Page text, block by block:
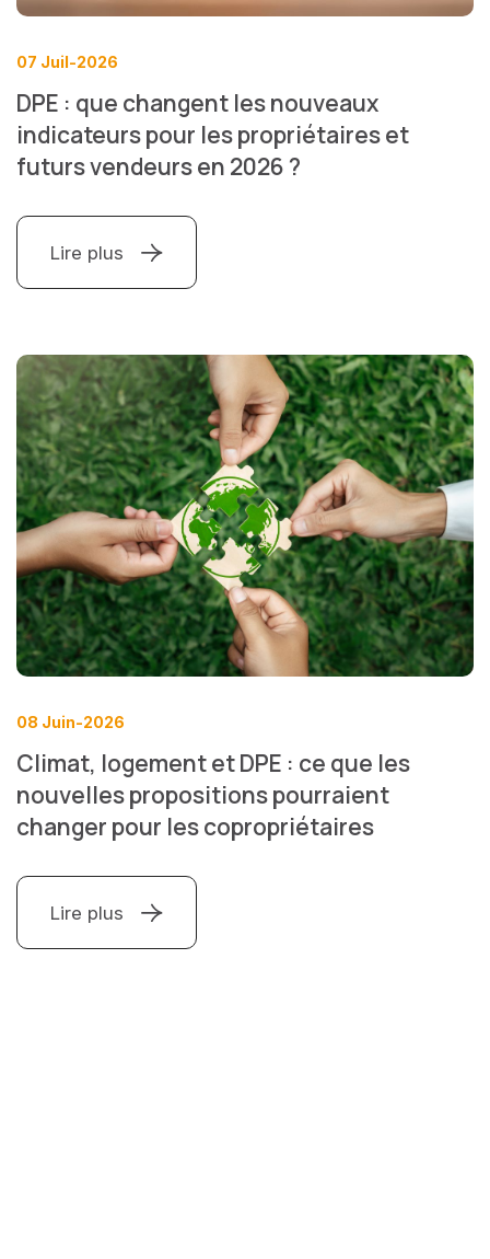
07 Juil-2026
DPE : que changent les nouveaux
indicateurs pour les propriétaires et
futurs vendeurs en 2026 ?
Lire plus
08 Juin-2026
Climat, logement et DPE : ce que les
nouvelles propositions pourraient
changer pour les copropriétaires
Lire plus